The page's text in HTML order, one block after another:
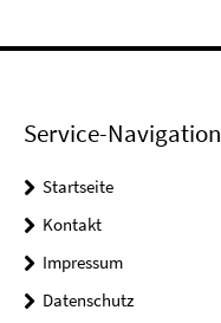
Service-Navigation
Startseite
Kontakt
Impressum
Datenschutz